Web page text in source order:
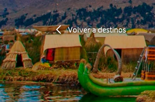
Volver a destinos